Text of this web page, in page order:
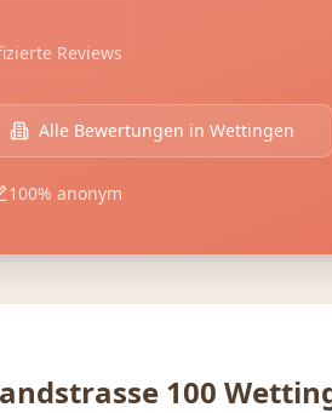
Reviews
Alle Bewertungen in Wettingen
100% anonym
100